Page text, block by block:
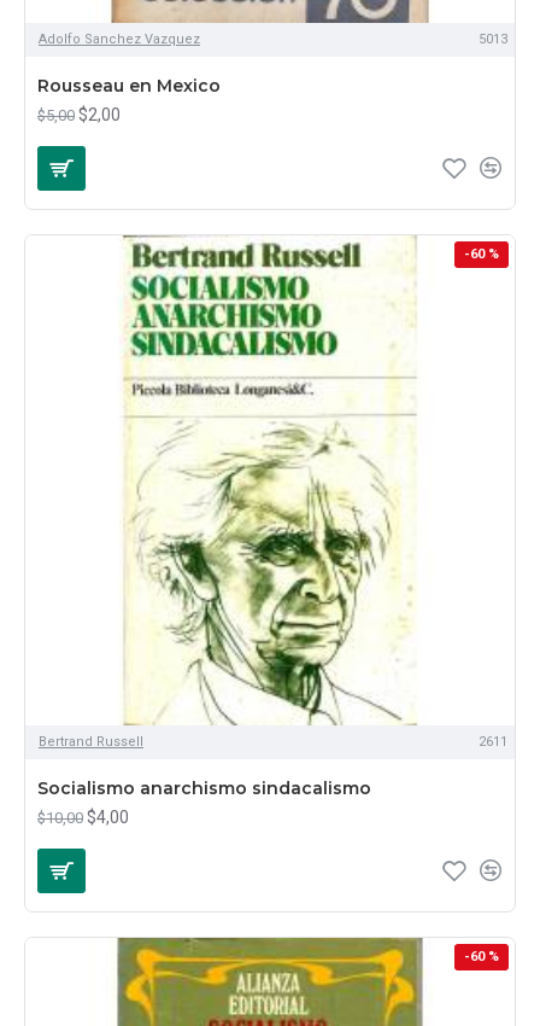
Adolfo Sanchez Vazquez 5013
Rousseau en Mexico
$5,00 $2,00
-60 %
Bertrand Russell 2611
Socialismo anarchismo sindacalismo
$10,00 $4,00
-60 %